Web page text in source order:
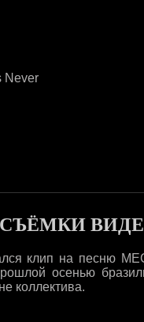
Never
клип на песню
осенью
коллектива.